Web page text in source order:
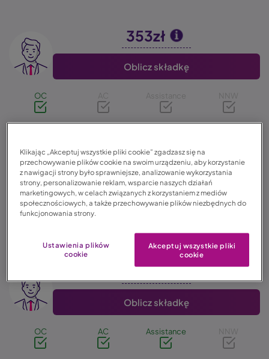
Image 353zł
Oblicz składkę
OC AC Assistance NNW
Image 595zł
Oblicz składkę
OC
723zł
Oblicz składkę
OC AC Assistance NNW
Klikając „Akceptuj wszystkie pliki cookie” zgadzasz się na
przechowywanie plików cookie na swoim urządzeniu, aby korzystanie
z nawigacji strony było sprawniejsze, analizowanie wykorzystania
strony, personalizowanie reklam, wsparcie naszych działań
marketingowych, w celach związanych z korzystaniem z mediów
społecznościowych, a także przechowywanie plików niezbędnych do
funkcjonowania strony.
Ustawienia plików
cookie
Akceptuj wszystkie pliki
cookie